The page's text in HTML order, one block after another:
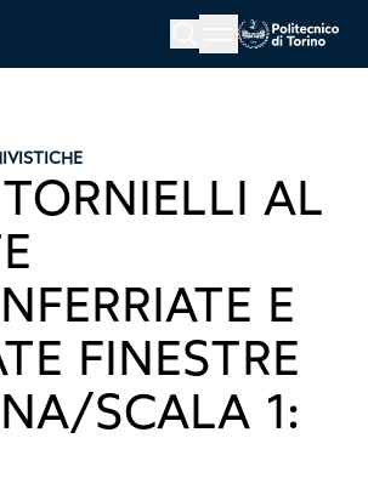
Menu button
AL
E
FINESTRE
SCALA 1: